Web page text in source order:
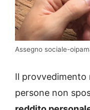
Assegno sociale-
Il provvedimento
persone non